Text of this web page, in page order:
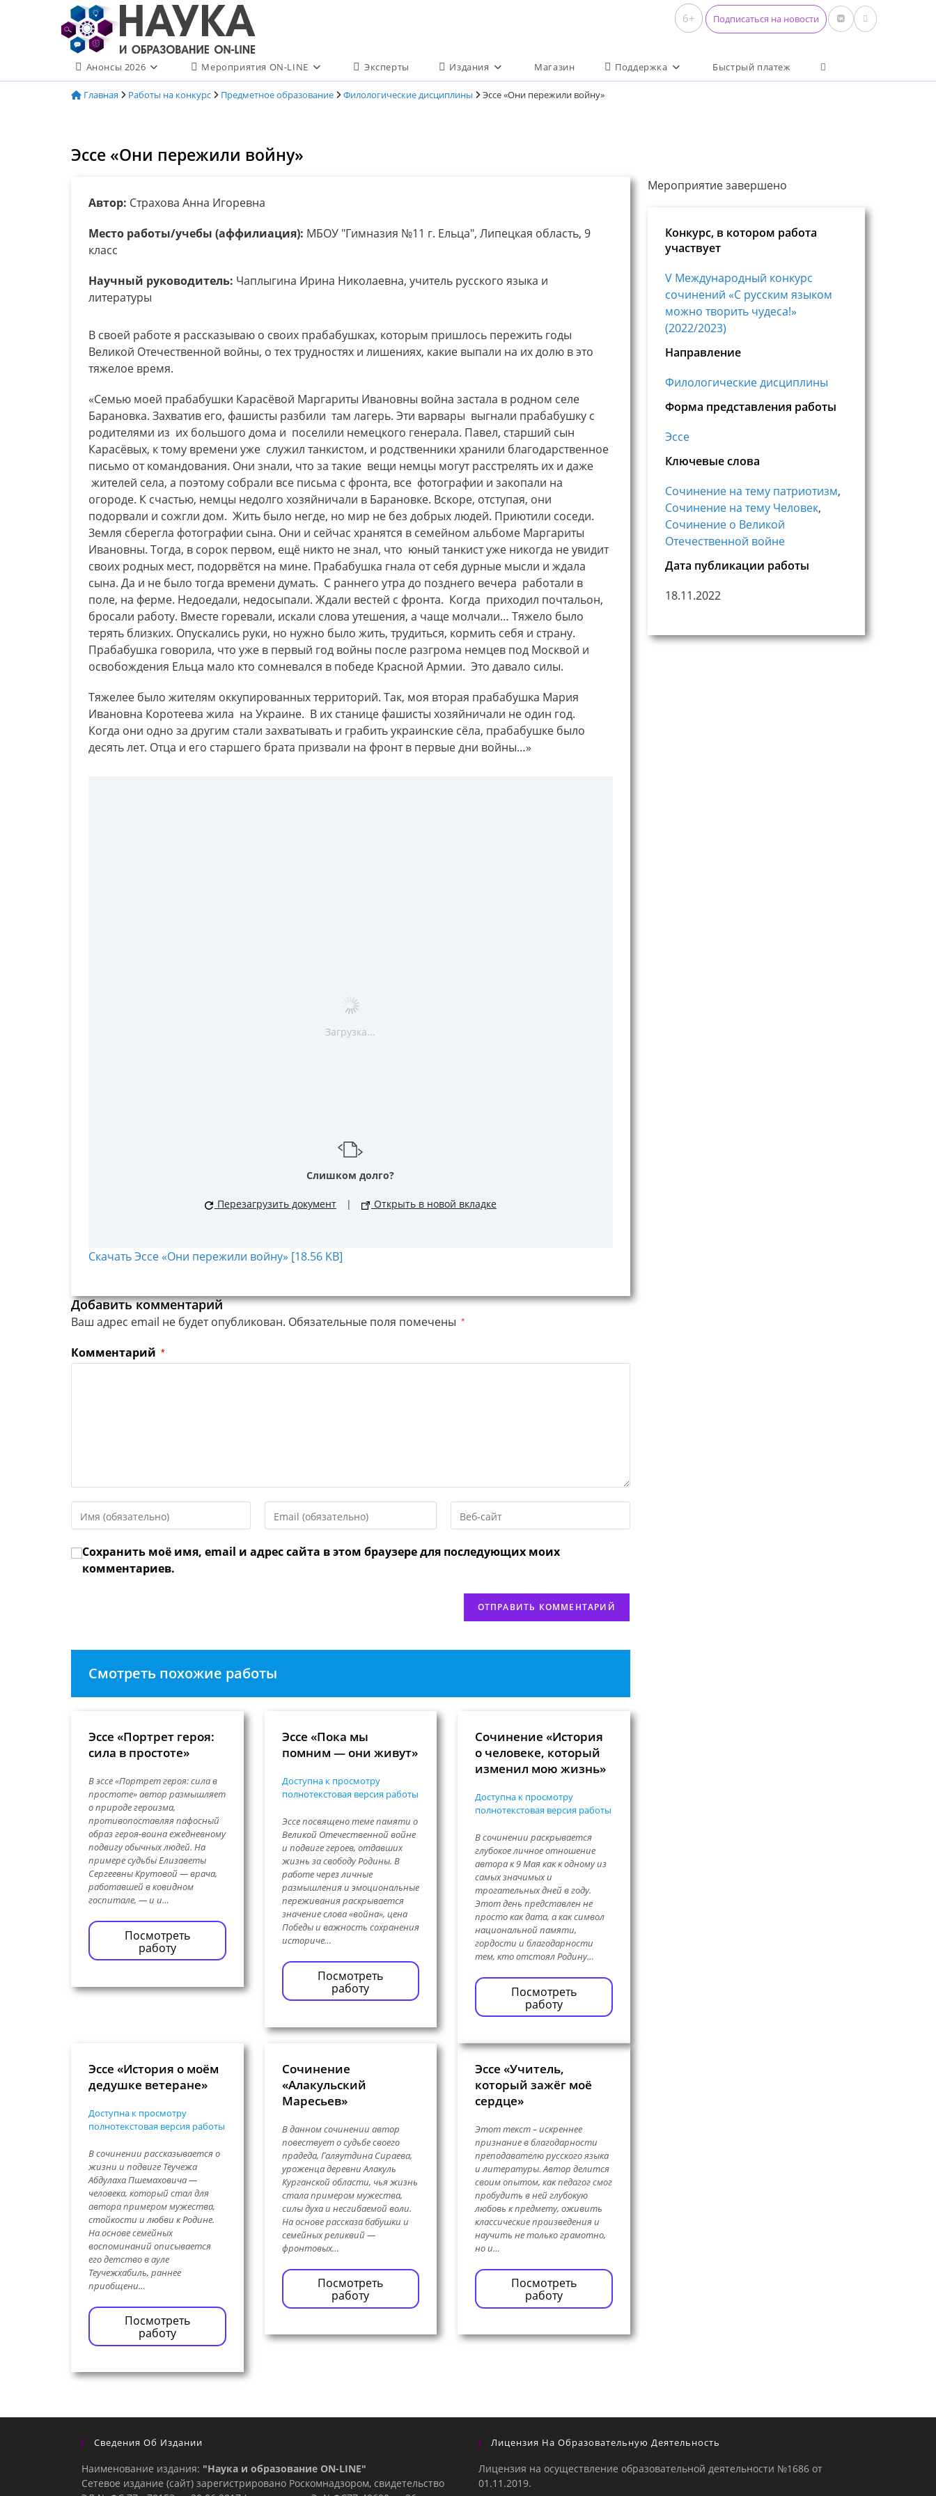
содержимому
6+ Подписаться на новости
Анонсы 2026 Мероприятия ON-LINE Эксперты Издания Магазин Поддержка Быстрый платеж Переключить поиск по
Главная Работы на конкурс Предметное образование Филологические дисциплины Эссе «Они пережили войну»
Эссе «Они пережили войну»
Автор: Страхова Анна Игоревна
Место работы/учебы (аффилиация): МБОУ "Гимназия №11 г. Ельца", Липецкая область, 9
класс
Научный руководитель: Чаплыгина Ирина Николаевна, учитель русского языка и
литературы
В своей работе я рассказываю о своих прабабушках, которым пришлось пережить годы
Великой Отечественной войны, о тех трудностях и лишениях, какие выпали на их долю в это
тяжелое время.
«Семью моей прабабушки Карасёвой Маргариты Ивановны война застала в родном селе
Барановка. Захватив его, фашисты разбили там лагерь. Эти варвары выгнали прабабушку с
родителями из их большого дома и поселили немецкого генерала. Павел, старший сын
Карасёвых, к тому времени уже служил танкистом, и родственники хранили благодарственное
письмо от командования. Они знали, что за такие вещи немцы могут расстрелять их и даже
жителей села, а поэтому собрали все письма с фронта, все фотографии и закопали на
огороде. К счастью, немцы недолго хозяйничали в Барановке. Вскоре, отступая, они
подорвали и сожгли дом. Жить было негде, но мир не без добрых людей. Приютили соседи.
Земля сберегла фотографии сына. Они и сейчас хранятся в семейном альбоме Маргариты
Ивановны. Тогда, в сорок первом, ещё никто не знал, что юный танкист уже никогда не увидит
своих родных мест, подорвётся на мине. Прабабушка гнала от себя дурные мысли и ждала
сына. Да и не было тогда времени думать. С раннего утра до позднего вечера работали в
поле, на ферме. Недоедали, недосыпали. Ждали вестей с фронта. Когда приходил почтальон,
бросали работу. Вместе горевали, искали слова утешения, а чаще молчали… Тяжело было
терять близких. Опускались руки, но нужно было жить, трудиться, кормить себя и страну.
Прабабушка говорила, что уже в первый год войны после разгрома немцев под Москвой и
освобождения Ельца мало кто сомневался в победе Красной Армии. Это давало силы.
Тяжелее было жителям оккупированных территорий. Так, моя вторая прабабушка Мария
Ивановна Коротеева жила на Украине. В их станице фашисты хозяйничали не один год.
Когда они одно за другим стали захватывать и грабить украинские сёла, прабабушке было
десять лет. Отца и его старшего брата призвали на фронт в первые дни войны…»
Загрузка...
Слишком долго?
Перезагрузить документ | Открыть в новой вкладке
Скачать Эссе «Они пережили войну» [18.56 KB]
Добавить комментарий
Ваш адрес email не будет опубликован. Обязательные поля помечены *
Комментарий *
свое
или
имя
свой
адрес,
URL
веб-
Сохранить моё имя, email и адрес сайта в этом браузере для последующих моих
комментариев.
Смотреть похожие работы
Эссе «Портрет героя:
сила в простоте»
В эссе «Портрет героя: сила в
простоте» автор размышляет
о природе героизма,
противопоставляя пафосный
образ героя-воина ежедневному
подвигу обычных людей. На
примере судьбы Елизаветы
Сергеевны Крутовой — врача,
работавшей в ковидном
госпитале, — и и…
Посмотреть
работу
Эссе «Пока мы
помним — они живут»
Доступна к просмотру
полнотекстовая версия работы
Эссе посвящено теме памяти о
Великой Отечественной войне
и подвиге героев, отдавших
жизнь за свободу Родины. В
работе через личные
размышления и эмоциональные
переживания раскрывается
значение слова «война», цена
Победы и важность сохранения
историче…
Посмотреть
работу
Сочинение «История
о человеке, который
изменил мою жизнь»
Доступна к просмотру
полнотекстовая версия работы
В сочинении раскрывается
глубокое личное отношение
автора к 9 Мая как к одному из
самых значимых и
трогательных дней в году.
Этот день представлен не
просто как дата, а как символ
национальной памяти,
гордости и благодарности
тем, кто отстоял Родину…
Посмотреть
работу
Эссе «История о моём
дедушке ветеране»
Доступна к просмотру
полнотекстовая версия работы
В сочинении рассказывается о
жизни и подвиге Теучежа
Абдулаха Пшемаховича —
человека, который стал для
автора примером мужества,
стойкости и любви к Родине.
На основе семейных
воспоминаний описывается
его детство в ауле
Теучежхабиль, раннее
приобщени…
Посмотреть
работу
Сочинение
«Алакульский
Маресьев»
В данном сочинении автор
повествует о судьбе своего
прадеда, Галяутдина Сираева,
уроженца деревни Алакуль
Курганской области, чья жизнь
стала примером мужества,
силы духа и несгибаемой воли.
На основе рассказа бабушки и
семейных реликвий —
фронтовых…
Посмотреть
работу
Эссе «Учитель,
который зажёг моё
сердце»
Этот текст – искреннее
признание в благодарности
преподавателю русского языка
и литературы. Автор делится
своим опытом, как педагог смог
пробудить в ней глубокую
любовь к предмету, оживить
классические произведения и
научить не только грамотно,
но и…
Посмотреть
работу
Мероприятие завершено
Конкурс, в котором работа
участвует
V Международный конкурс
сочинений «С русским языком
можно творить чудеса!»
(2022/2023)
Направление
Филологические дисциплины
Форма представления работы
Эссе
Ключевые слова
Сочинение на тему патриотизм,
Сочинение на тему Человек,
Сочинение о Великой
Отечественной войне
Дата публикации работы
18.11.2022
Сведения Об Издании
Наименование издания: "Наука и образование ON-LINE"
Сетевое издание (сайт) зарегистрировано Роскомнадзором, свидетельство
Лицензия На Образовательную Деятельность
Лицензия на осуществление образовательной деятельности №1686 от
01.11.2019.